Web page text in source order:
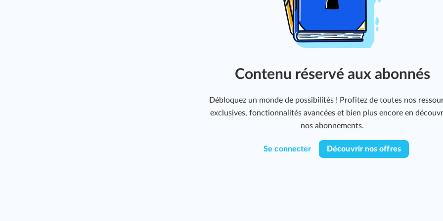
Contenu réservé aux abonnés
Débloquez un monde de possibilités ! Profitez de toutes nos
exclusives, fonctionnalités avancées et bien plus encore en
nos abonnements.
Se connecter Découvrir nos offres